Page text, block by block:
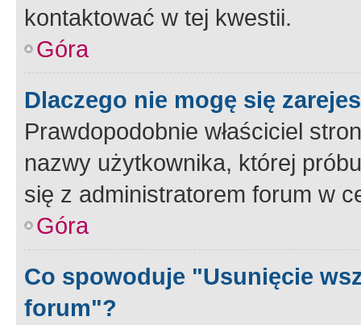
kontaktować w tej kwestii.
Góra
Dlaczego nie mogę się
Prawdopodobnie właściciel
nazwy użytkownika, której
się z administratorem forum w
Góra
Co spowoduje "Usunięcie
forum"?